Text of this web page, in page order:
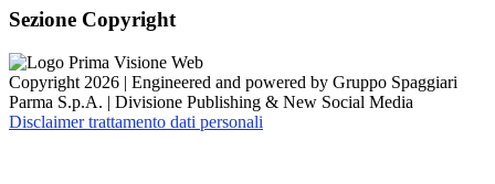
Sezione Copyright
Copyright 2026 | Engineered and powered by Gruppo Spaggiari
Parma S.p.A. | Divisione Publishing & New Social Media
Disclaimer trattamento dati personali